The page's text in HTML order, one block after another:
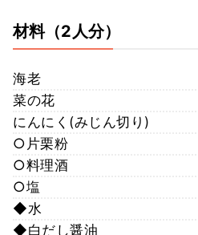
材料（2人分）
海老
菜の花
にんにく(みじん切り)
○片栗粉
○料理酒
○塩
◆水
◆白だし醤油